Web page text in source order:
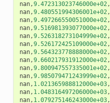
nan,9.472313023746000e+02,
nan,9.480551994306001e+02,
nan,9.497266550051000e+02,
nan,9.516981393077000e+02,
nan,9.526318273104999e+02,
nan,9.526172425109000e+02,
nan,9.564323778888000e+02,
nan,9.660217931912000e+02,
nan,9.800947557335001e+02,
nan,9.985079471243999e+02,
nan, 1.021365988812000e+03,
nan, 1.048316497206000e+03,
nan, 1.079275146243000e+03,